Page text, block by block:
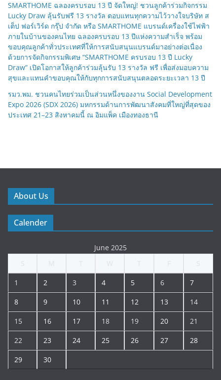
SMARTHOME ฉลองครบรอบ 13 ปี จัดใหญ่! ชวนลูกค้าร่วมกิจกรรม
Lucky Draw ลุ้นรับฟรี 13 รางวัล ตอบแทนทุกความไว้วางใจบริษัท ส
เต็ป ฟอร์เวิร์ด กรุ๊ป จำกัด หรือ SMARTHOME แบรนด์เครื่องใช้ไฟฟ้า
ภายในบ้านของคนไทย ฉลองครบรอบ 13 ปีแห่งความสำเร็จ พร้อม
ขอบคุณลูกค้าทั่วประเทศที่ให้การสนับสนุนแบรนด์มาอย่างต่อเนื่อง
ด้วยการจัดกิจกรรมพิเศษ “SMARTHOME ครบรอบ 13 ปี Lucky
Draw” เปิดโอกาสให้ลูกค้าร่วมลุ้นรับ 13 รางวัล ฟรี เพื่อส่งมอบความ
สุขและแทนคำขอบคุณให้กับทุกการสนับสนุนตลอดระยะเวลา 13 ปี
รมว.พม. ชวนคนไทยร่วมเป็นส่วนหนึ่งของงาน Social Development
Expo 2026 (SDX 2026) มหกรรมด้านการพัฒนาสังคมที่ใหญ่ที่สุดของ
ประเทศ 21–23 สิงหาคมนี้ ณ อิมแพ็ค เมืองทองธานี
About Us
Calender
June 2025
1 2 3 4 5 6 7
8 9 10 11 12 13 14
15 16 17 18 19 20 21
22 23 24 25 26 27 28
29 30